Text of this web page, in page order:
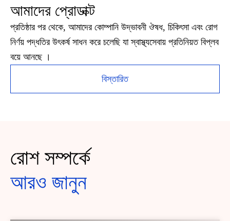
আমাদের প্রোডাক্ট
প্রতিষ্ঠার পর থেকে, আমাদের কোম্পানি উদ্ভাবনী ঔষধ, চিকিৎসা এবং রোগ
নির্ণয় পদ্ধতির উৎকর্ষ সাধন করে চলেছি যা স্বাস্থ্যসেবায় প্রতিনিয়ত বিপ্লব
বয়ে আনছে ।
বিস্তারিত
রোশ সম্পর্কে
আরও জানুন